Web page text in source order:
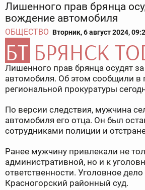
Лишенного прав брянца
вождение автомобиля
ОБЩЕСТВО Вторник, 6 август 2024,
Лишенного прав брянца осудят
автомобиля. Об этом сообщили в
региональной прокуратуры
По версии следствия, мужчина
автомобиля его отца. Он был
сотрудниками полиции и
Ранее мужчину привлекали не
административной, но и к
ответственности. Уголовное
Красногорский районный суд.